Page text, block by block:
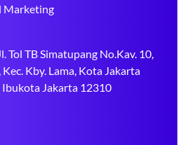
Marketing
Tol TB Simatupang No.Kav. 10,
Kby. Lama, Kota Jakarta
Ibukota Jakarta 12310